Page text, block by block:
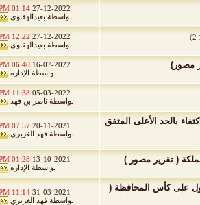
27-12-2022
01:14 PM
بواسطة بعيدالهقاوي
2
)
27-12-2022
12:22 PM
بواسطة بعيدالهقاوي
16-07-2022
06:40 PM
بواسطة الإداره
05-03-2022
11:38 PM
بواسطة ناصر بن فهد
بالحد الأعلى المتفق 20-11-2021
07:57 PM
بواسطة فهد الغريري
( تقرير مصور ) 13-10-2021
01:28 PM
بواسطة الإداره
على كأس المحافظة ( 31-03-2021
11:14 PM
بواسطة فهد الغريري